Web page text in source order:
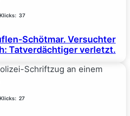
Klicks: 37
Schötmar. Versuchter
Tatverdächtiger verletzt.
Klicks: 27